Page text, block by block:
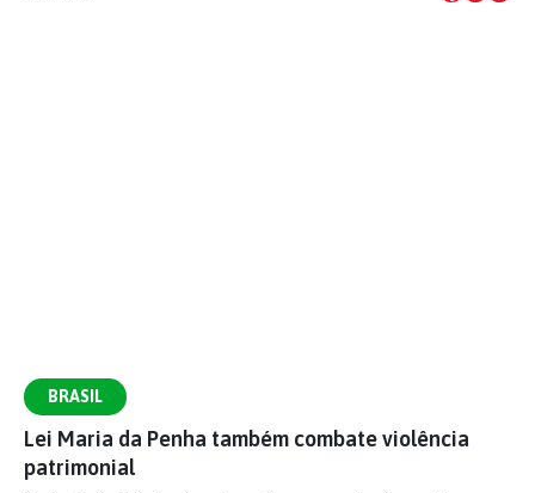
BRASIL
Lei Maria da Penha também combate violência
patrimonial